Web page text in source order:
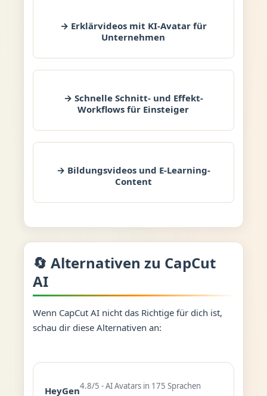
→ Erklärvideos mit KI-Avatar für
Unternehmen
→ Schnelle Schnitt- und Effekt-
Workflows für Einsteiger
→ Bildungsvideos und E-Learning-
Content
🔄 Alternativen zu CapCut
AI
Wenn CapCut AI nicht das Richtige für dich ist,
schau dir diese Alternativen an:
HeyGen4.8/5 - AI Avatars in 175 Sprachen